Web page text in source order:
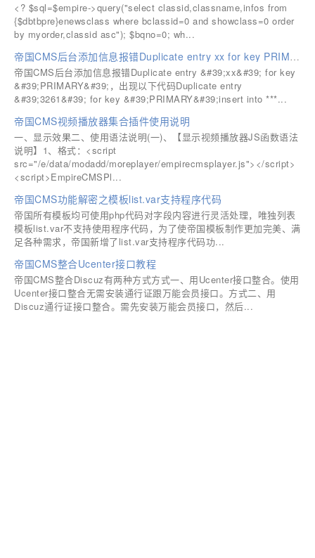
<? $sql=$empire->query("select classid,classname,infos from
{$dbtbpre}enewsclass where bclassid=0 and showclass=0 order
by myorder,classid asc"); $bqno=0; wh...
帝国CMS后台添加信息报错Duplicate entry xx for key PRIMARY
帝国CMS后台添加信息报错Duplicate entry &#39;xx&#39; for key
&#39;PRIMARY&#39;，出现以下代码Duplicate entry
&#39;3261&#39; for key &#39;PRIMARY&#39;insert into ***...
帝国CMS视频播放器集合插件使用说明
一、显示效果二、使用语法说明(一)、【显示视频播放器JS函数语法
说明】1、格式：<script
src="/e/data/modadd/moreplayer/empirecmsplayer.js"></script>
<script>EmpireCMSPl...
帝国CMS功能解密之模板list.var支持程序代码
帝国所有模板均可使用php代码对字段内容进行灵活处理，唯独列表
模板list.var不支持使用程序代码，为了使帝国模板制作更加完美、满
足各种需求，帝国新增了list.var支持程序代码功...
帝国CMS整合Ucenter接口教程
帝国CMS整合Discuz有两种方式方式一、用Ucenter接口整合。使用
Ucenter接口整合无需安装通行证跟万能会员接口。方式二、用
Discuz通行证接口整合。需先安装万能会员接口，然后...